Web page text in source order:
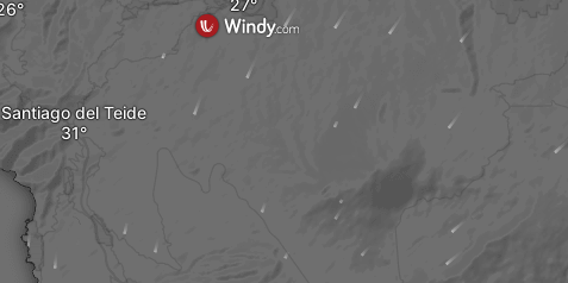
Santiago del Teide